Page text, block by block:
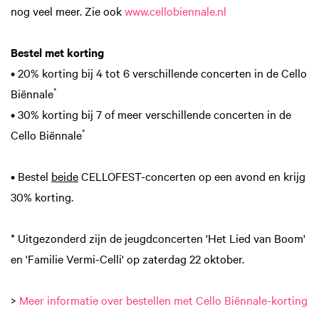
nog veel meer. Zie ookwww.cellobiennale.nl
Bestel met korting
• 20% korting bij 4 tot 6 verschillende concerten in de Cello
Biënnale*
• 30% korting bij 7 of meer verschillende concerten in de
Cello Biënnale*
• Bestel beideCELLOFEST-concerten op een avond en krijg
30% korting.
* Uitgezonderd zijn de jeugdconcerten 'Het Lied van Boom'
en 'Familie Vermi-Celli' op zaterdag 22 oktober.
> Meer informatie over bestellen met Cello Biënnale-korting